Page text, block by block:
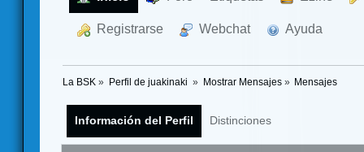
Registrarse Webchat Ayuda
La BSK » Perfil de juakinaki » Mostrar Mensajes» Mensajes
Información del Perfil Distinciones